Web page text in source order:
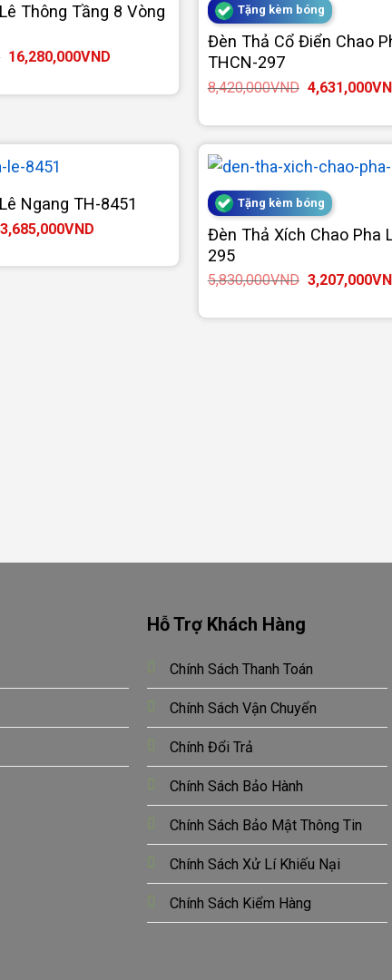
Thông Tầng 8 Vòng
Giá
29,600,000VND.
16,280,000VND
là:
Tặng kèm bóng
Đèn Thả Cổ Điển Chao
THCN-297
8,420,000VND Giá
gốc
4,631,000
Ngang TH-8451
Giá
gốc
6,700,000VND.
3,685,000VND
là:
Tặng kèm bóng
Đèn Thả Xích Chao Pha
295
5,830,000VND Giá
3,207,000
Hỗ Trợ Khách Hàng
Chính Sách Thanh Toán
Chính Sách Vận Chuyển
Chính Đổi Trả
Chính Sách Bảo Hành
Chính Sách Bảo Mật Thông Tin
Chính Sách Xử Lí Khiếu Nại
Chính Sách Kiểm Hàng